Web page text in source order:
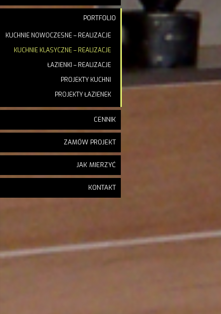
PORTFOLIO
KUCHNIE NOWOCZESNE – REALIZACJE
KUCHNIE KLASYCZNE – REALIZACJE
ŁAZIENKI – REALIZACJE
PROJEKTY KUCHNI
PROJEKTY ŁAZIENEK
CENNIK
ZAMÓW PROJEKT
JAK MIERZYĆ
KONTAKT